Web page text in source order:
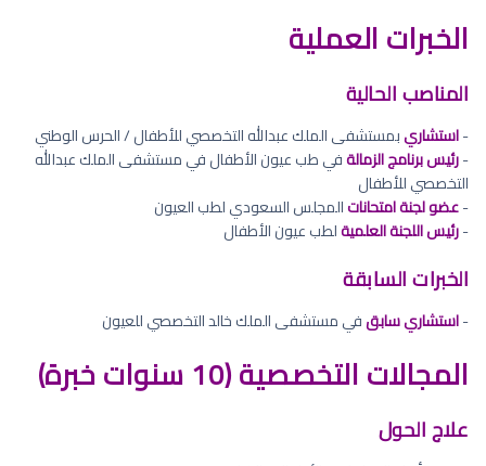
الخبرات العملية
المناصب الحالية
-استشاريبمستشفى الملك عبدالله التخصصي للأطفال / الحرس الوطني
-رئيس برنامج الزمالةفي طب عيون الأطفال في مستشفى الملك عبدالله
التخصصي للأطفال
-عضو لجنة امتحاناتالمجلس السعودي لطب العيون
-رئيس اللجنة العلميةلطب عيون الأطفال
الخبرات السابقة
-استشاري سابقفي مستشفى الملك خالد التخصصي للعيون
المجالات التخصصية (10 سنوات خبرة)
علاج الحول